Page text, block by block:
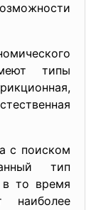
типы
с поиском
тип
в то время
наиболее